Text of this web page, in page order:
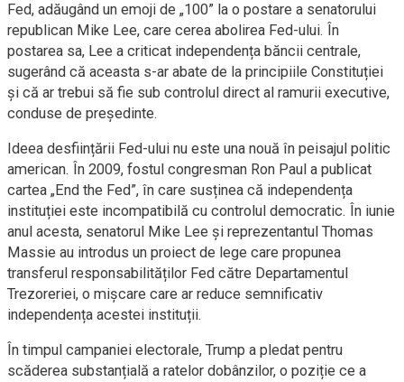
Fed, adăugând un emoji de „100” la o postare a senatorului
republican Mike Lee, care cerea abolirea Fed-ului. În
postarea sa, Lee a criticat independența băncii centrale,
sugerând că aceasta s-ar abate de la principiile Constituției
și că ar trebui să fie sub controlul direct al ramurii executive,
conduse de președinte.
Ideea desființării Fed-ului nu este una nouă în peisajul politic
american. În 2009, fostul congresman Ron Paul a publicat
cartea „End the Fed”, în care susținea că independența
instituției este incompatibilă cu controlul democratic. În iunie
anul acesta, senatorul Mike Lee și reprezentantul Thomas
Massie au introdus un proiect de lege care propunea
transferul responsabilităților Fed către Departamentul
Trezoreriei, o mișcare care ar reduce semnificativ
independența acestei instituții.
În timpul campaniei electorale, Trump a pledat pentru
scăderea substanțială a ratelor dobânzilor, o poziție ce a